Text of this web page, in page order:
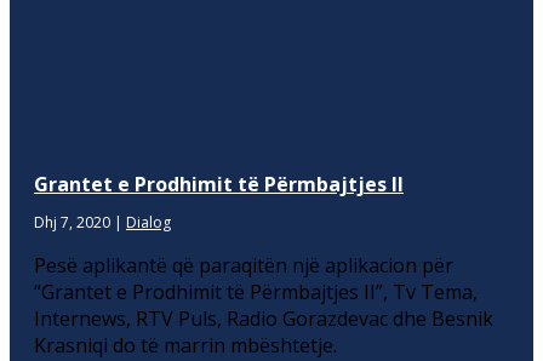
Grantet e Prodhimit të Përmbajtjes II
Dhj 7, 2020 | Dialog
Pesë aplikantë që paraqitën një aplikacion për
“Grantet e Prodhimit të Përmbajtjes II”, Tv Tema,
Internews, RTV Puls, Radio Gorazdevac dhe Besnik
Krasniqi do të marrin mbështetje.